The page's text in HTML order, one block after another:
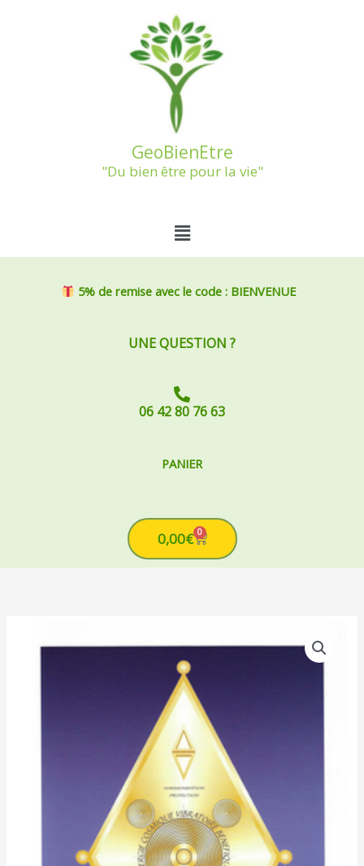
GeoBienEtre
"Du bien être pour la vie"
Menu
5% de remise avec le code : BIENVENUE
UNE QUESTION ?
06 42 80 76 63
PANIER
0,00€ 0
Cart